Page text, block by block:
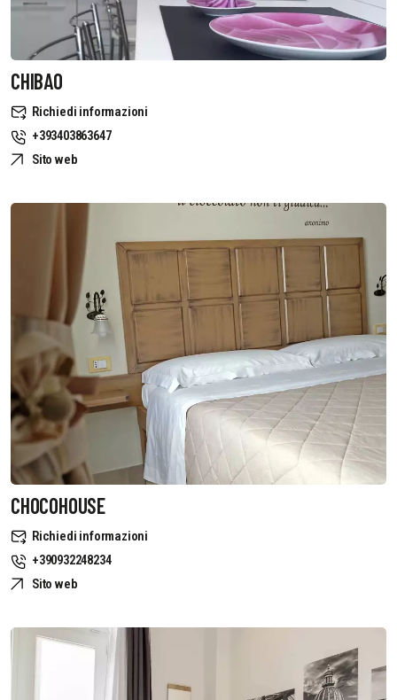
CHIBAO
Richiedi informazioni
+393403863647
Sito web
CHOCOHOUSE
Richiedi informazioni
+390932248234
Sito web